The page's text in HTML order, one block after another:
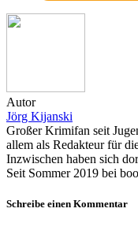
Autor
Jörg Kijanski
Großer Krimifan seit
allem als Redakteur für
Inzwischen haben sich
Seit Sommer 2019 bei
Schreibe einen Kommentar